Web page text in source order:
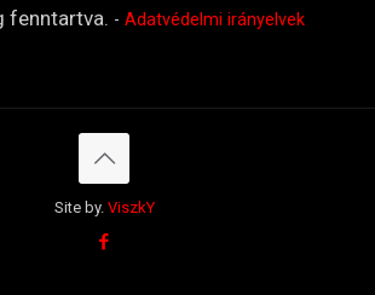
fenntartva. - Adatvédelmi irányelvek
Site by. ViszkY